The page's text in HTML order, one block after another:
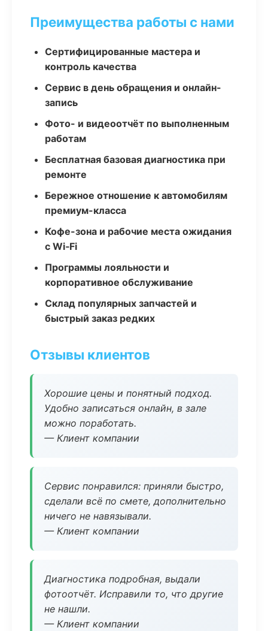
Преимущества работы с нами
Сертифицированные мастера и
контроль качества
Сервис в день обращения и онлайн-
запись
Фото- и видеоотчёт по выполненным
работам
Бесплатная базовая диагностика при
ремонте
Бережное отношение к автомобилям
премиум-класса
Кофе-зона и рабочие места ожидания
с Wi‑Fi
Программы лояльности и
корпоративное обслуживание
Склад популярных запчастей и
быстрый заказ редких
Отзывы клиентов
Хорошие цены и понятный подход.
Удобно записаться онлайн, в зале
можно поработать.
— Клиент компании
Сервис понравился: приняли быстро,
сделали всё по смете, дополнительно
ничего не навязывали.
— Клиент компании
Диагностика подробная, выдали
фотоотчёт. Исправили то, что другие
не нашли.
— Клиент компании